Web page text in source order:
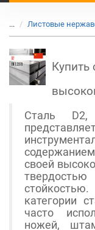
... Листовые
Купить
Сталь D2,
своей
категории
часто
ножей,